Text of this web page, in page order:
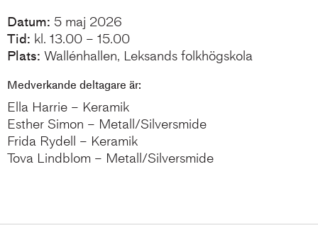
Datum: 5 maj 2026
Tid: kl. 13.00 – 15.00
Plats: Wallénhallen, Leksands folkhögskola
Medverkande deltagare är:
Ella Harrie – Keramik
Esther Simon – Metall/Silversmide
Frida Rydell – Keramik
Tova Lindblom – Metall/Silversmide